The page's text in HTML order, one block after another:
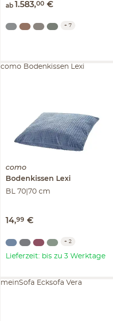
ab 1.583,00 €
+ 7
como
Bodenkissen Lexi
BL 70|70 cm
14,99 €
como Bodenkissen Lexi
+ 2
Lieferzeit: bis zu 3 Werktage
meinSofa Ecksofa Vera